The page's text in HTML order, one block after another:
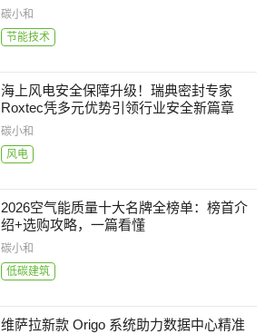
碳小和
节能技术
海上风电安全保障升级！瑞典密封专家
Roxtec凭多元优势引领行业安全新篇章
碳小和
风电
2026空气能质量十大名牌全榜单：榜首介
绍+选购攻略，一篇看懂
碳小和
低碳建筑
维萨拉新款 Origo 系统助力数据中心精准